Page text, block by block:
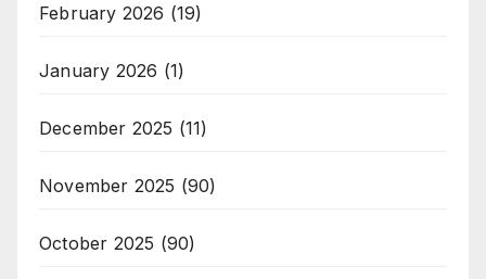
February 2026 (19)
January 2026 (1)
December 2025 (11)
November 2025 (90)
October 2025 (90)